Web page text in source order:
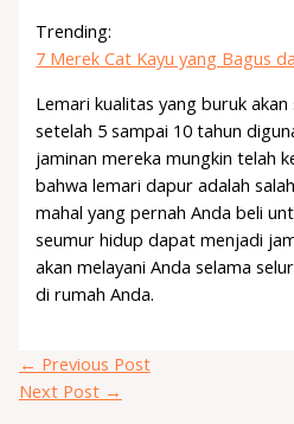
Trending:
7 Merek Cat Kayu yang Bagus
Lemari kualitas yang buruk
setelah 5 sampai 10 tahun
jaminan mereka mungkin telah
bahwa lemari dapur adalah
mahal yang pernah Anda beli
seumur hidup dapat menjadi
akan melayani Anda selama
di rumah Anda.
← Previous Post
Next Post →